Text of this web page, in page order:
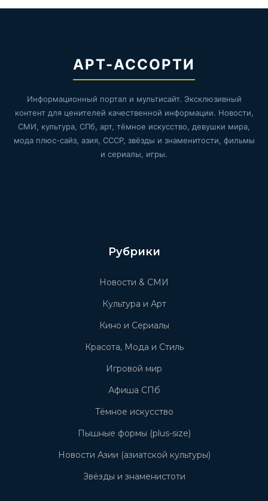
АРТ-АССОРТИ
Информационный портал и мультисайт. Эксклюзивный
контент для ценителей качественной информации. Новости,
СМИ, культура, СПб, арт, тёмное искусство, девушки мира,
мода плюс-сайз, азия, СССР, звёзды и знаменитости, фильмы
и сериалы, игры.
Рубрики
Новости & СМИ
Культура и Арт
Кино и Сериалы
Красота, Мода и Стиль
Игровой мир
Афиша СПб
Тёмное искусство
Пышные формы (plus-size)
Новости Азии (азиатской культуры)
Звёзды и знаменистоти